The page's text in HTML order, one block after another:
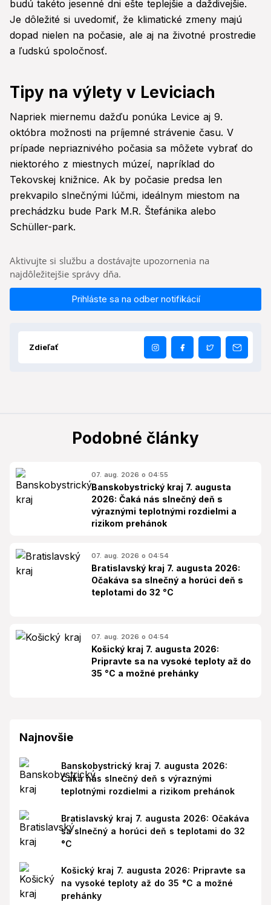
budú takéto jesenné dni ešte teplejšie a daždivejšie.
Je dôležité si uvedomiť, že klimatické zmeny majú
dopad nielen na počasie, ale aj na životné prostredie
a ľudskú spoločnosť.
Tipy na výlety v Leviciach
Napriek miernemu dažďu ponúka Levice aj 9.
októbra možnosti na príjemné strávenie času. V
prípade nepriaznivého počasia sa môžete vybrať do
niektorého z miestnych múzeí, napríklad do
Tekovskej knižnice. Ak by počasie predsa len
prekvapilo slnečnými lúčmi, ideálnym miestom na
prechádzku bude Park M.R. Štefánika alebo
Schüller-park.
Aktivujte si službu a dostávajte upozornenia na
najdôležitejšie správy dňa.
Prihláste sa na odber notifikácií
Zdieľať
Podobné články
07. aug. 2026 o 04:55
Banskobystrický kraj 7. augusta
2026: Čaká nás slnečný deň s
výraznými teplotnými rozdielmi a
rizikom prehánok
07. aug. 2026 o 04:54
Bratislavský kraj 7. augusta 2026:
Očakáva sa slnečný a horúci deň s
teplotami do 32 °C
07. aug. 2026 o 04:54
Košický kraj 7. augusta 2026:
Pripravte sa na vysoké teploty až do
35 °C a možné prehánky
Najnovšie
Banskobystrický kraj 7. augusta 2026:
Čaká nás slnečný deň s výraznými
teplotnými rozdielmi a rizikom prehánok
Bratislavský kraj 7. augusta 2026: Očakáva
sa slnečný a horúci deň s teplotami do 32
°C
Košický kraj 7. augusta 2026: Pripravte sa
na vysoké teploty až do 35 °C a možné
prehánky